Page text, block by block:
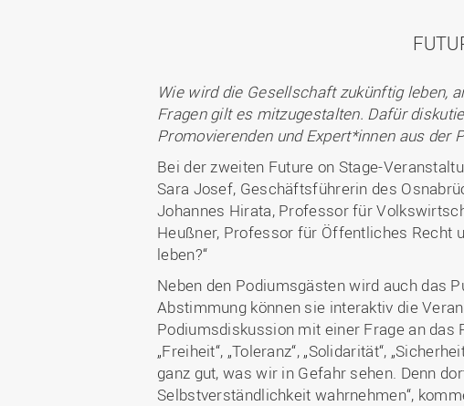
Wie wird die Gesellschaft zukünftig leben,
Fragen gilt es mitzugestalten. Dafür
Promovierenden und Expert*innen aus der
Bei der zweiten Future on Stage-
Sara Josef, Geschäftsführerin des
Johannes Hirata, Professor für
Heußner, Professor für Öffentliches Recht
leben?“
Neben den Podiumsgästen wird auch das
Abstimmung können sie interaktiv die
Podiumsdiskussion mit einer Frage an das
„Freiheit“, „Toleranz“, „Solidarität“,
ganz gut, was wir in Gefahr sehen. Denn
Selbstverständlichkeit wahrnehmen“,